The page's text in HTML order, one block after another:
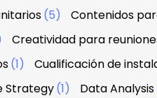
(5) Contenidos
Creatividad para
(1) Cualificación de
Strategy(1) Data Analysis